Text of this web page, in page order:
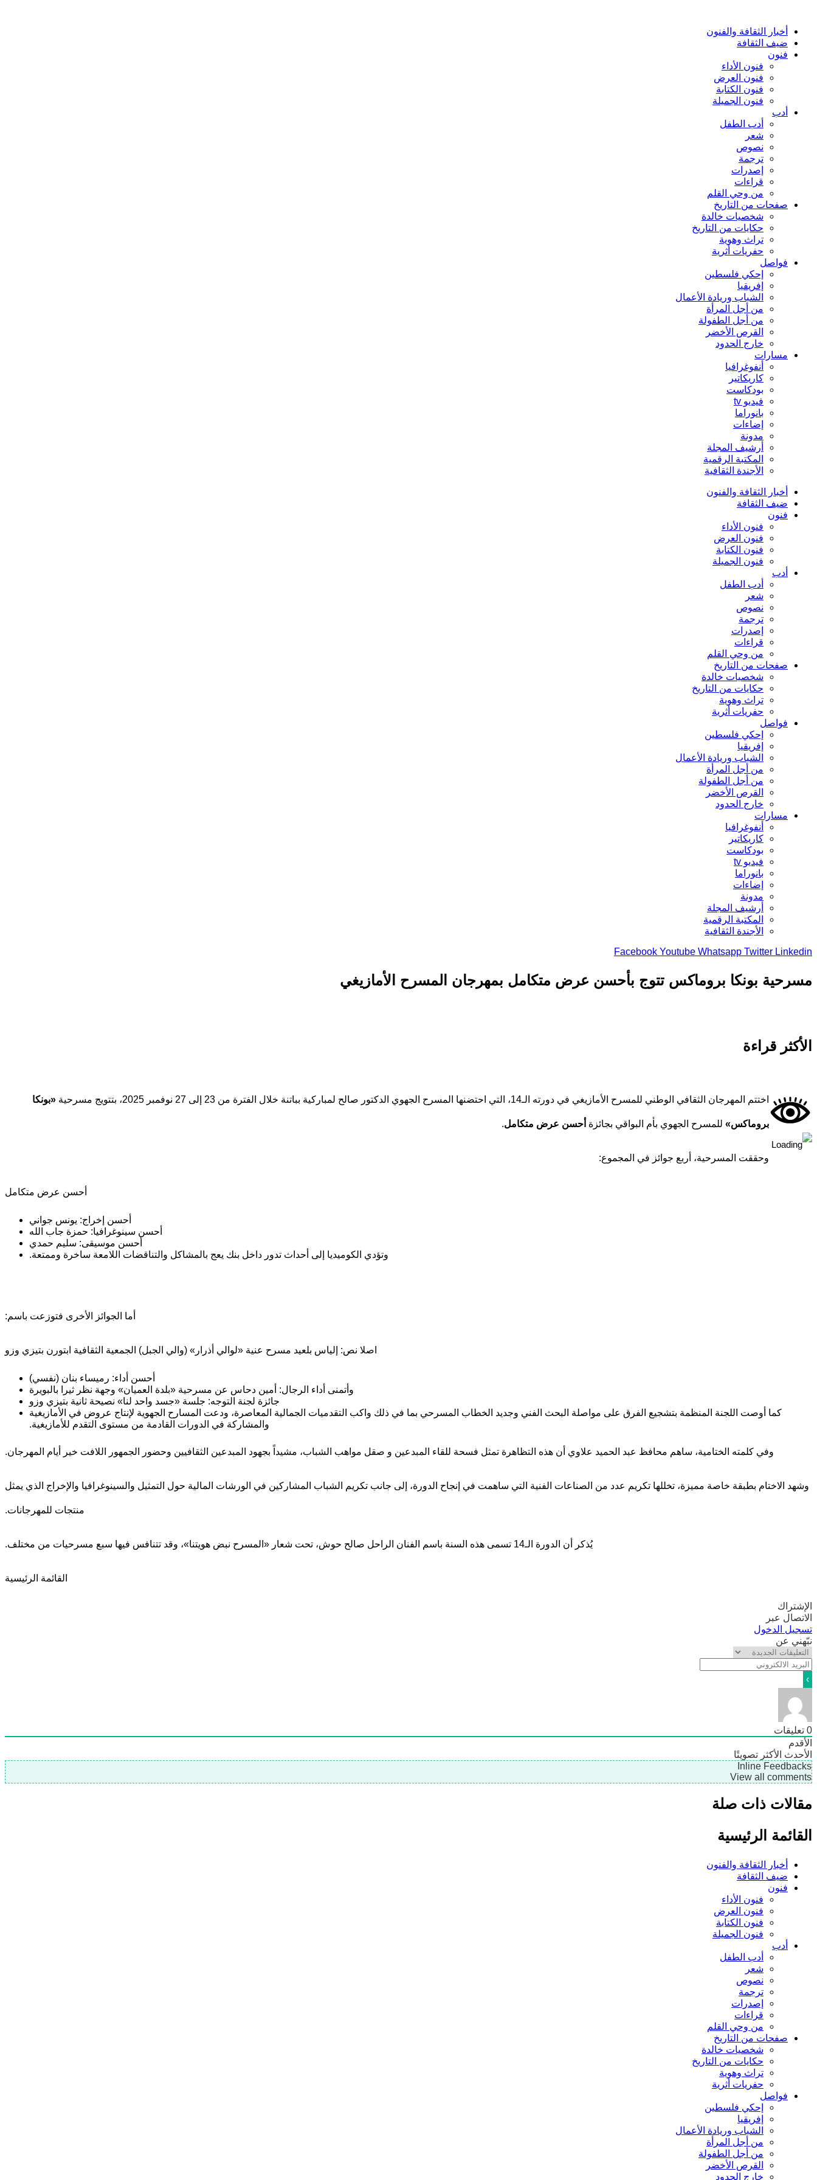
أخبار الثقافة والفنون
ضيف الثقافة
فنون
فنون الأداء
فنون العرض
فنون الكتابة
فنون الجميلة
أدب
أدب الطفل
شعر
نصوص
ترجمة
إصدرات
قراءات
من وحي القلم
صفحات من التاريخ
شخصيات خالدة
حكايات من التاريخ
تراث وهوية
حفريات أثرية
فواصل
إحكي فلسطين
إفريقيا
الشباب وريادة الأعمال
من أجل المرأة
من أجل الطفولة
القرص الأخضر
خارج الحدود
مسارات
أنفوغرافيا
كاريكاتير
بودكاست
فيديو tv
بانوراما
إضاءات
مدونة
أرشيف المجلة
المكتبة الرقمية
الأجندة الثقافية
أخبار الثقافة والفنون
ضيف الثقافة
فنون
فنون الأداء
فنون العرض
فنون الكتابة
فنون الجميلة
أدب
أدب الطفل
شعر
نصوص
ترجمة
إصدرات
قراءات
من وحي القلم
صفحات من التاريخ
شخصيات خالدة
حكايات من التاريخ
تراث وهوية
حفريات أثرية
فواصل
إحكي فلسطين
إفريقيا
الشباب وريادة الأعمال
من أجل المرأة
من أجل الطفولة
القرص الأخضر
خارج الحدود
مسارات
أنفوغرافيا
كاريكاتير
بودكاست
فيديو tv
بانوراما
إضاءات
مدونة
أرشيف المجلة
المكتبة الرقمية
الأجندة الثقافية
Facebook Youtube Whatsapp Twitter Linkedin
مسرحية بونكا بروماكس تتوج بأحسن عرض متكامل بمهرجان المسرح الأمازيغي
الأكثر قراءة
اختتم المهرجان الثقافي الوطني للمسرح الأمازيغي في دورته الـ14، التي احتضنها المسرح الجهوي الدكتور صالح لمباركية بباتنة خلال الفترة من 23 إلى 27 نوفمبر 2025، بتتويج مسرحية «بونكا
بروماكس» للمسرح الجهوي بأم البواقي بجائزة أحسن عرض متكامل.
وحققت المسرحية، أربع جوائز في المجموع:
أحسن عرض متكامل
أحسن إخراج: يونس جواني
أحسن سينوغرافيا: حمزة جاب الله
أحسن موسيقى: سليم حمدي
وتؤدي الكوميديا ​​إلى أحداث تدور داخل بنك يعج بالمشاكل والتناقضات اللامعة ساخرة وممتعة.
أما الجوائز الأخرى فتوزعت باسم:
اصلا نص: إلياس بلعيد مسرح عنية «لوالي أذرار» (والي الجبل) الجمعية الثقافية ابتورن بتيزي وزو
أحسن أداء: رميساء بنان (نفسي)
وأتمنى أداء الرجال: أمين دحاس عن مسرحية «بلدة العميان» وجهة نظر ثيرا بالبويرة
جائزة لجنة التوجه: جلسة «جسد واحد لنا» نصيحة ثانية بتيزي وزو
كما أوصت اللجنة المنظمة بتشجيع الفرق على مواصلة البحث الفني وجديد الخطاب المسرحي بما في ذلك واكب التقدميات الجمالية المعاصرة، ودعت المسارح الجهوية لإنتاج عروض في الأمازيغية
والمشاركة في الدورات القادمة من مستوى التقدم للأمازيغية.
وفي كلمته الختامية، ساهم محافظ عبد الحميد علاوي أن هذه التظاهرة تمثل فسحة للقاء المبدعين و صقل مواهب الشباب، مشيداً بجهود المبدعين الثقافيين وحضور الجمهور اللافت خير أيام المهرجان.
وشهد الاختام بطبقة خاصة مميزة، تخللها تكريم عدد من الصناعات الفنية التي ساهمت في إنجاح الدورة، إلى جانب تكريم الشباب المشاركين في الورشات المالية حول التمثيل والسينوغرافيا والإخراج الذي يمثل
منتجات للمهرجانات.
يُذكر أن الدورة الـ14 تسمى هذه السنة باسم الفنان الراحل صالح حوش، تحت شعار «المسرح نبض هويتنا»، وقد تتنافس فيها سبع مسرحيات من مختلف.
القائمة الرئيسية
الإشتراك
الاتصال عبر
تسجيل الدخول
نبّهني عن
0 تعليقات
الأقدم
الأحدث الأكثر تصويتًا
Inline Feedbacks
View all comments
مقالات ذات صلة
القائمة الرئيسية
أخبار الثقافة والفنون
ضيف الثقافة
فنون
فنون الأداء
فنون العرض
فنون الكتابة
فنون الجميلة
أدب
أدب الطفل
شعر
نصوص
ترجمة
إصدرات
قراءات
من وحي القلم
صفحات من التاريخ
شخصيات خالدة
حكايات من التاريخ
تراث وهوية
حفريات أثرية
فواصل
إحكي فلسطين
إفريقيا
الشباب وريادة الأعمال
من أجل المرأة
من أجل الطفولة
القرص الأخضر
خارج الحدود